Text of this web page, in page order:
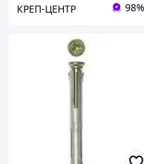
КРЕП-ЦЕНТР 98%